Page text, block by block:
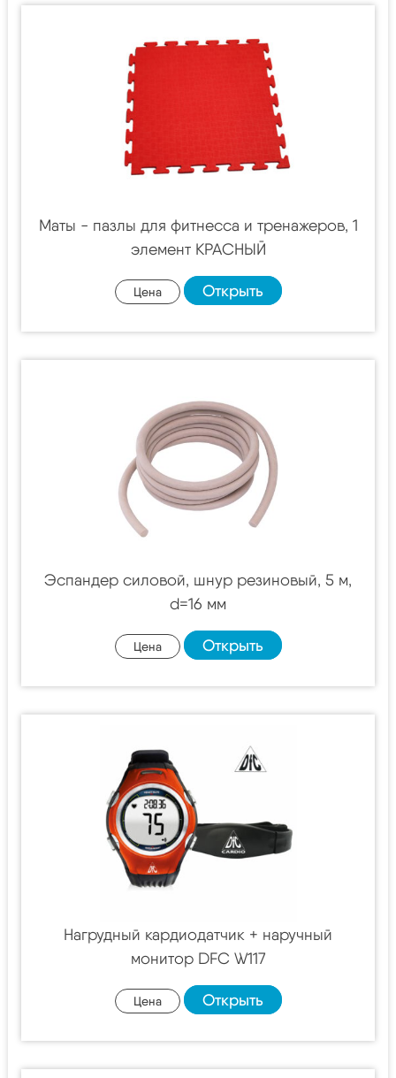
Маты - пазлы для фитнесса и тренажеров, 1
элемент КРАСНЫЙ
Цена Открыть
Эспандер силовой, шнур резиновый, 5 м,
d=16 мм
Цена Открыть
Нагрудный кардиодатчик + наручный
монитор DFC W117
Цена Открыть